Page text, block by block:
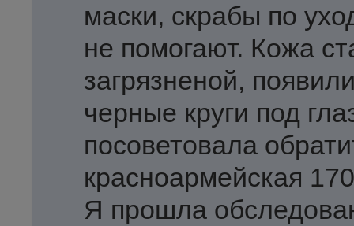
маски, скрабы по
не помогают. Кожа
загрязненой,
черные круги под
посоветовала
красноармейская
Я прошла